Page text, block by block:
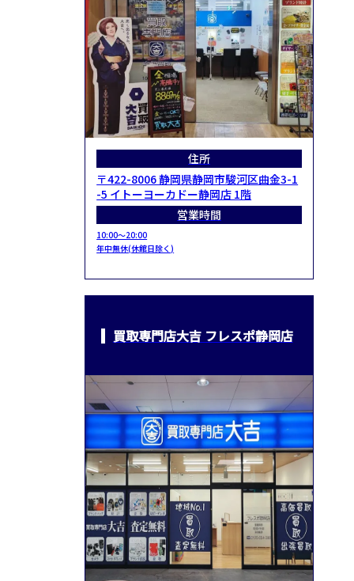
住所
〒422-8006 静岡県静岡市駿河区曲金3-1
-5 イトーヨーカドー静岡店 1階
営業時間
10:00～20:00
年中無休(休館日除く)
買取専門店大吉 フレスポ静岡店